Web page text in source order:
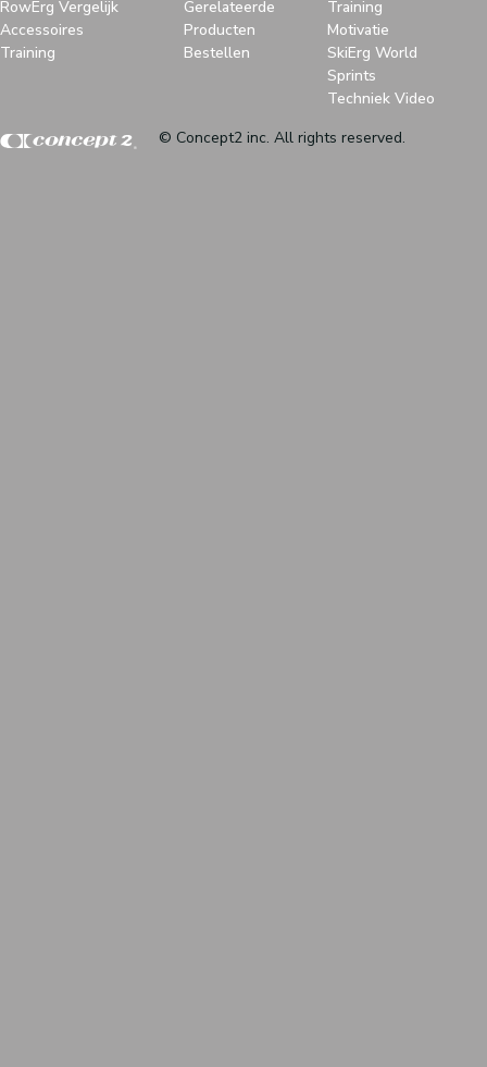
RowErg Vergelijk
Accessoires
Training
Gerelateerde
Producten
Bestellen
Training
Motivatie
SkiErg World
Sprints
Techniek Video
© Concept2 inc. All rights reserved.